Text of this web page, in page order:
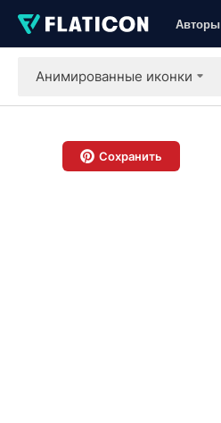
Авторы
Анимированные иконки
Сохранить